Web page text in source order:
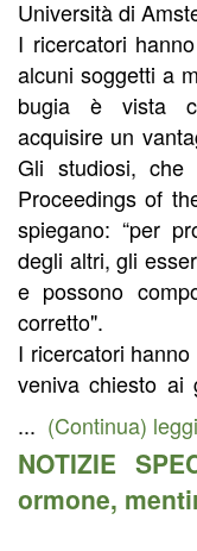
Università di
I ricercatori
alcuni soggetti a
bugia è vista
acquisire un
Gli studiosi, che
Proceedings of
spiegano: “per
degli altri, gli
e possono
corretto".
I ricercatori
veniva chiesto ai
... (Continua)
NOTIZIE
ormone,